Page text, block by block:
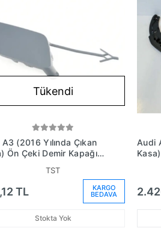
Tükendi
(2016 Yılında Çıkan
Ön Çeki Demir Kapağı
TST
TL KARGO
BEDAVA
Stokta Yok
Audi